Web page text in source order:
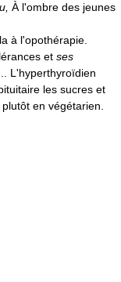
À l'ombre des jeunes
à l'opothérapie.
et ses
L'hyperthyroïdien
les sucres et
en végétarien.